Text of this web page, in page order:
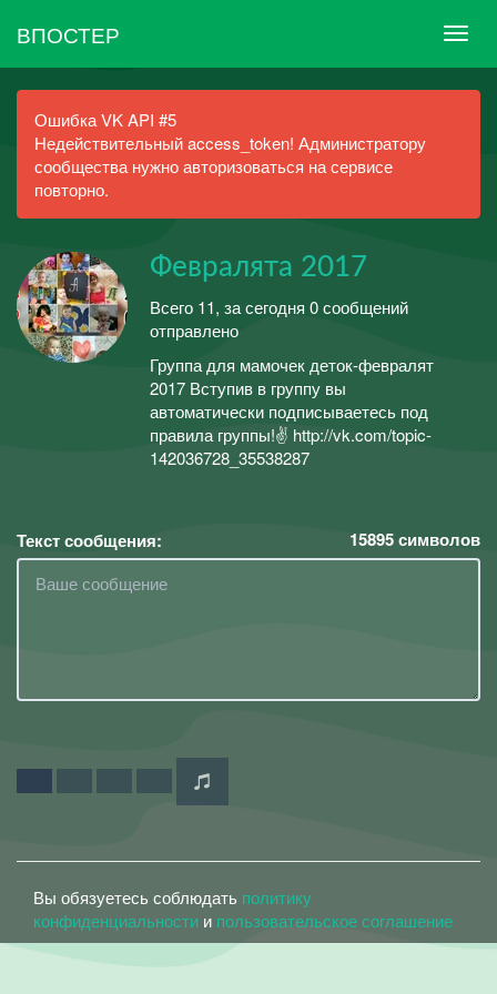
ВПОСТЕР
Ошибка VK API #5
Недействительный access_token! Администратору
сообщества нужно авторизоваться на сервисе
повторно.
Февралята 2017
Всего 11, за сегодня 0 сообщений
отправлено
Группа для мамочек деток-февралят
2017 Вступив в группу вы
автоматически подписываетесь под
правила группы!✌ http://vk.com/topic-
142036728_35538287
Текст сообщения: 15895символов
Вы обязуетесь соблюдать политику
конфиденциальности и пользовательское соглашение